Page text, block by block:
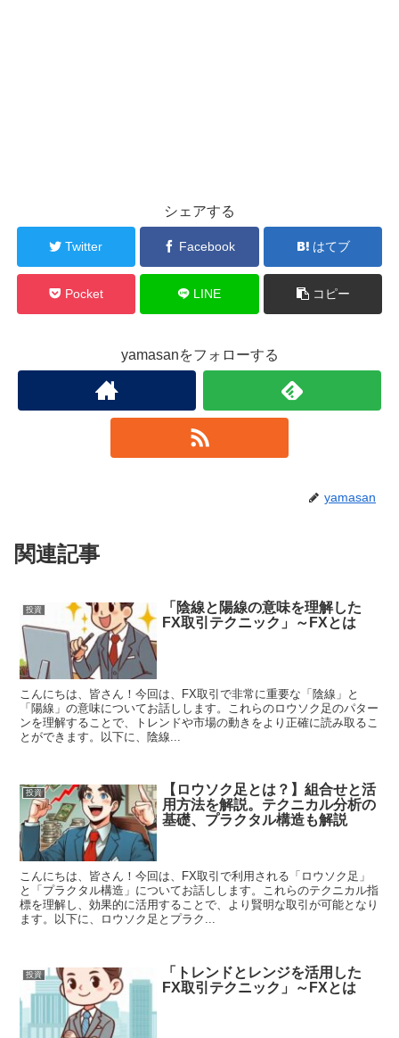
シェアする
Twitter Facebook はてブ
Pocket LINE コピー
yamasanをフォローする
yamasan
関連記事
投資
「陰線と陽線の意味を理解した
FX取引テクニック」～FXとは
こんにちは、皆さん！今回は、FX取引で非常に重要な「陰線」と
「陽線」の意味についてお話しします。これらのロウソク足のパター
ンを理解することで、トレンドや市場の動きをより正確に読み取るこ
とができます。以下に、陰線...
投資
【ロウソク足とは？】組合せと活
用方法を解説。テクニカル分析の
基礎、プラクタル構造も解説
こんにちは、皆さん！今回は、FX取引で利用される「ロウソク足」
と「プラクタル構造」についてお話しします。これらのテクニカル指
標を理解し、効果的に活用することで、より賢明な取引が可能となり
ます。以下に、ロウソク足とプラク...
投資
「トレンドとレンジを活用した
FX取引テクニック」～FXとは